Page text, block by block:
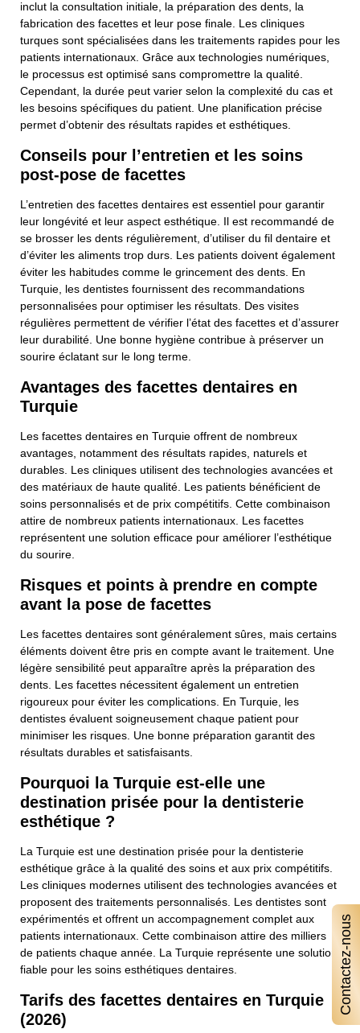
Contactez-nous
inclut la consultation initiale, la préparation des dents, la
fabrication des facettes et leur pose finale. Les cliniques
turques sont spécialisées dans les traitements rapides pour les
patients internationaux. Grâce aux technologies numériques,
le processus est optimisé sans compromettre la qualité.
Cependant, la durée peut varier selon la complexité du cas et
les besoins spécifiques du patient. Une planification précise
permet d’obtenir des résultats rapides et esthétiques.
Conseils pour l’entretien et les soins
post-pose de facettes
L’entretien des facettes dentaires est essentiel pour garantir
leur longévité et leur aspect esthétique. Il est recommandé de
se brosser les dents régulièrement, d’utiliser du fil dentaire et
d’éviter les aliments trop durs. Les patients doivent également
éviter les habitudes comme le grincement des dents. En
Turquie, les dentistes fournissent des recommandations
personnalisées pour optimiser les résultats. Des visites
régulières permettent de vérifier l’état des facettes et d’assurer
leur durabilité. Une bonne hygiène contribue à préserver un
sourire éclatant sur le long terme.
Avantages des facettes dentaires en
Turquie
Les facettes dentaires en Turquie offrent de nombreux
avantages, notamment des résultats rapides, naturels et
durables. Les cliniques utilisent des technologies avancées et
des matériaux de haute qualité. Les patients bénéficient de
soins personnalisés et de prix compétitifs. Cette combinaison
attire de nombreux patients internationaux. Les facettes
représentent une solution efficace pour améliorer l’esthétique
du sourire.
Risques et points à prendre en compte
avant la pose de facettes
Les facettes dentaires sont généralement sûres, mais certains
éléments doivent être pris en compte avant le traitement. Une
légère sensibilité peut apparaître après la préparation des
dents. Les facettes nécessitent également un entretien
rigoureux pour éviter les complications. En Turquie, les
dentistes évaluent soigneusement chaque patient pour
minimiser les risques. Une bonne préparation garantit des
résultats durables et satisfaisants.
Pourquoi la Turquie est-elle une
destination prisée pour la dentisterie
esthétique ?
La Turquie est une destination prisée pour la dentisterie
esthétique grâce à la qualité des soins et aux prix compétitifs.
Les cliniques modernes utilisent des technologies avancées et
proposent des traitements personnalisés. Les dentistes sont
expérimentés et offrent un accompagnement complet aux
patients internationaux. Cette combinaison attire des milliers
de patients chaque année. La Turquie représente une solution
fiable pour les soins esthétiques dentaires.
Tarifs des facettes dentaires en Turquie
(2026)